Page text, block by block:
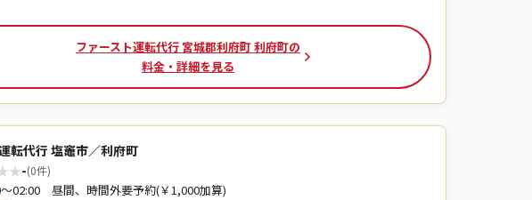
ファースト運転代行 宮城郡利府町 利府町の
料金・詳細を見る
転代行 塩竈市／利府町
★-(0件)
02:00 昼間、時間外要予約(￥1,000加算)